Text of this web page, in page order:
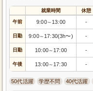
就業時間 休憩
午前 9:00～ 13:00 -
日勤 9:00～ 17:30(3h〜) -
日勤 10:00～ 17:00 -
午後 13:00～ 17:30 -
50代活躍 学歴不問 40代活躍